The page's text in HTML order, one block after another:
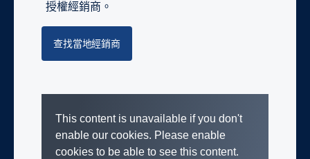
授權經銷商。
查找當地經銷商
This content is unavailable if you don't
enable our cookies. Please enable
cookies to be able to see this content.